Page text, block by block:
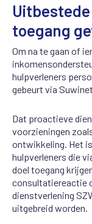
toegang
Om na te gaan of
hulpverleners
gebeurt via
Dat proactieve
voorzieningen
ontwikkeling. Het
hulpverleners die
doel toegang
consultatiereactie
dienstverlening
uitgebreid worden.